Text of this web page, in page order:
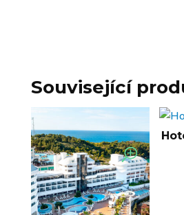
Související